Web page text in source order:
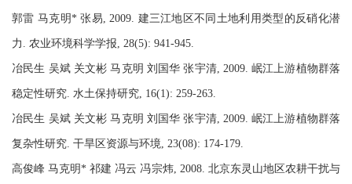
郭雷 马克明* 张易, 2009. 建三江地区不同土地利用类型的反硝化潜
力. 农业环境科学学报, 28(5): 941-945.
冶民生 吴斌 关文彬 马克明 刘国华 张宇清, 2009. 岷江上游植物群落
稳定性研究. 水土保持研究, 16(1): 259-263.
冶民生 吴斌 关文彬 马克明 刘国华 张宇清, 2009. 岷江上游植物群落
复杂性研究. 干旱区资源与环境, 23(08): 174-179.
高俊峰 马克明* 祁建 冯云 冯宗炜, 2008. 北京东灵山地区农耕干扰与